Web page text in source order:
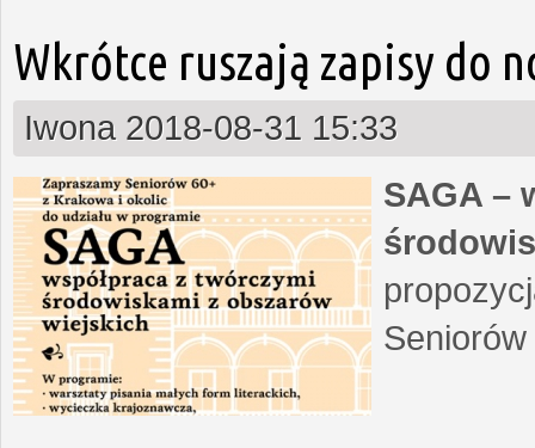
Wkrótce ruszają zapisy do
Iwona 2018-08-31 15:33
SAGA –